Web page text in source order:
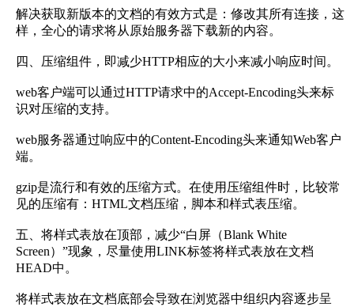
解决获取新版本的文档的有效方式是：修改其所有连接，这
样，全心的请求将从原始服务器下载新的内容。
四、压缩组件，即减少HTTP相应的大小来减小响应时间。
web客户端可以通过HTTP请求中的Accept-Encoding头来标
识对压缩的支持。
web服务器通过响应中的Content-Encoding头来通知Web客户
端。
gzip是流行和有效的压缩方式。在使用压缩组件时，比较常
见的压缩有：HTML文档压缩，脚本和样式表压缩。
五、将样式表放在顶部，减少“白屏（Blank White
Screen）”现象，尽量使用LINK标签将样式表放在文档
HEAD中。
将样式表放在文档底部会导致在浏览器中组织内容逐步呈